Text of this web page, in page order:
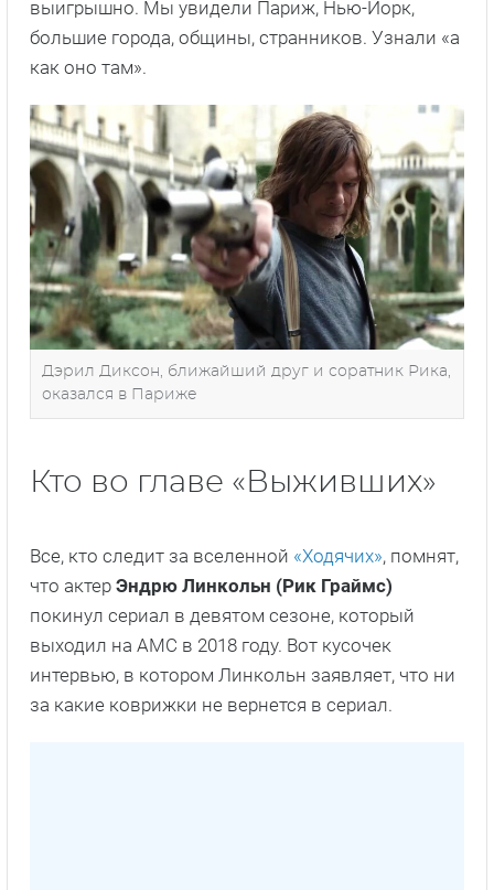
выигрышно. Мы увидели Париж, Нью-Йорк,
большие города, общины, странников. Узнали «а
как оно там».
Дэрил Диксон, ближайший друг и соратник Рика,
оказался в Париже
Кто во главе «Выживших»
Все, кто следит за вселенной «Ходячих», помнят,
что актер Эндрю Линкольн (Рик Граймс)
покинул сериал в девятом сезоне, который
выходил на АМС в 2018 году. Вот кусочек
интервью, в котором Линкольн заявляет, что ни
за какие коврижки не вернется в сериал.